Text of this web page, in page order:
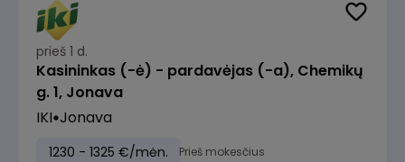
prieš 1 d.
Kasininkas (-ė) - pardavėjas (-a), Chemikų
g. 1, Jonava
IKI Jonava
1230 - 1325 €/mėn. Prieš mokesčius